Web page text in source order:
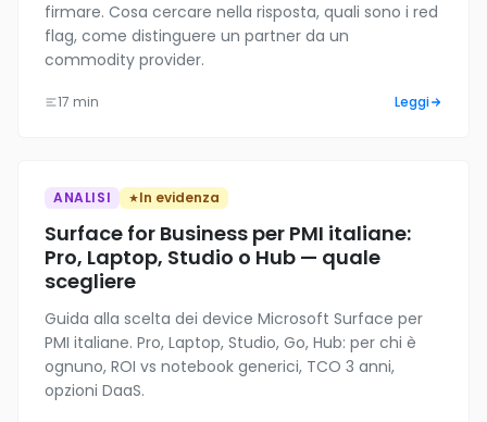
firmare. Cosa cercare nella risposta, quali sono i red
flag, come distinguere un partner da un
commodity provider.
17 min Leggi
ANALISI In evidenza
Surface for Business per PMI italiane:
Pro, Laptop, Studio o Hub — quale
scegliere
Guida alla scelta dei device Microsoft Surface per
PMI italiane. Pro, Laptop, Studio, Go, Hub: per chi è
ognuno, ROI vs notebook generici, TCO 3 anni,
opzioni DaaS.